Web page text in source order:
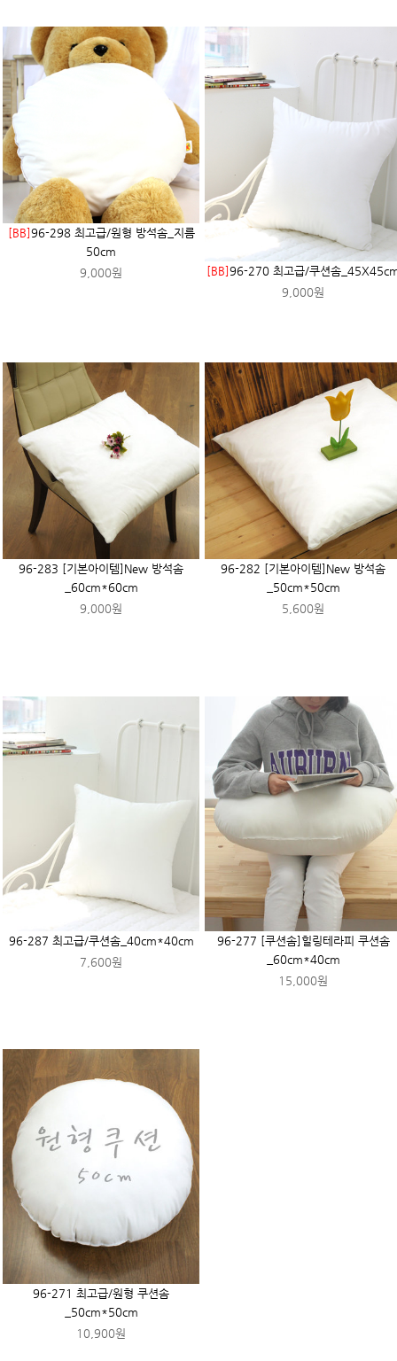
[BB]96-298 최고급/원형 방석솜_지름
50cm
9,000원
[BB]96-270 최고급/쿠션솜
9,000원
96-283 [기본아이템]New 방석솜
_60cm*60cm
9,000원
96-282 [기본아이템]New 방석솜
_50cm*50cm
5,600원
96-287 최고급/쿠션솜_40cm*40cm
7,600원
96-277 [쿠션솜]힐링테라피 쿠션솜
_60cm*40cm
15,000원
96-271 최고급/원형 쿠션솜
_50cm*50cm
10,900원